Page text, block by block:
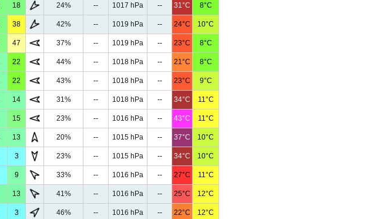
18 24% -- 1017 hPa -- 31°C 8°C
38 42% -- 1019 hPa -- 24°C 10°C
47 37% -- 1019 hPa -- 23°C 8°C
22 44% -- 1018 hPa -- 21°C 8°C
22 43% -- 1018 hPa -- 23°C 9°C
14 31% -- 1018 hPa -- 34°C 11°C
15 23% -- 1016 hPa -- 43°C 11°C
13 20% -- 1015 hPa -- 37°C 10°C
3 23% -- 1015 hPa -- 34°C 10°C
9 33% -- 1016 hPa -- 27°C 11°C
13 41% -- 1016 hPa -- 25°C 12°C
3 46% -- 1016 hPa -- 22°C 12°C